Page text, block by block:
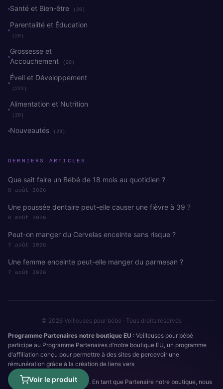
Santé et Bien-être (20)
Parentalité et Éducation
(20)
Grossesse et
Accouchement
(20)
Éveil et Développement
(222)
Alimentation et Nutrition
(20)
Nouveautés (29)
DERNIERS ARTICLES
Que sait faire un Bébé de 18 mois au quotidien ?
8 août 2026
Une poussée dentaire peut-elle causer une fièvre à 39 ?
8 août 2026
Peut-on manger du Cervelas enceinte sans risque ?
7 août 2026
Une femme enceinte peut-elle manger du parmesan ?
7 août 2026
© 2026 Veilleuses pour bébé · Tous droits réservés
Programme Partenaires notre boutique EU : Veilleuses pour bébé
participe au Programme Partenaires d'notre boutique EU, un programme
d'affiliation conçu pour permettre à des sites de percevoir une
rémunération grâce à la création de liens vers
Voir le produit . En tant que Partenaire notre boutique, nous